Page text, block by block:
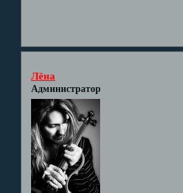
Лёна
Администратор